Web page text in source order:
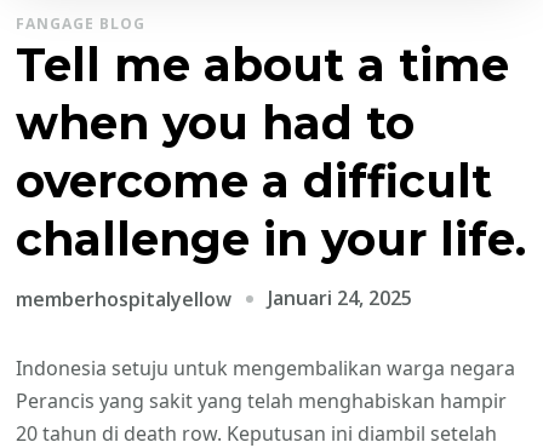
FANGAGE BLOG
Tell me about a time
when you had to
overcome a difficult
challenge in your life.
memberhospitalyellow Januari 24, 2025
Indonesia setuju untuk mengembalikan warga negara
Perancis yang sakit yang telah menghabiskan hampir
20 tahun di death row. Keputusan ini diambil setelah